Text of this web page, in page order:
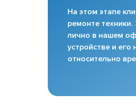
На этом этапе
ремонте
лично в нашем
устройстве и
относительно